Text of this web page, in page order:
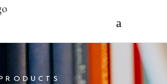
PRODUCTS